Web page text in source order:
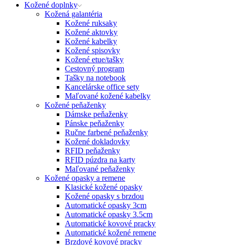
Kožené doplnky
Kožená galantéria
Kožené ruksaky
Kožené aktovky
Kožené kabelky
Kožené spisovky
Kožené etue/tašky
Cestovný program
Tašky na notebook
Kancelárske office sety
Maľované kožené kabelky
Kožené peňaženky
Dámske peňaženky
Pánske peňaženky
Ručne farbené peňaženky
Kožené dokladovky
RFID peňaženky
RFID púzdra na karty
Maľované peňaženky
Kožené opasky a remene
Klasické kožené opasky
Kožené opasky s brzdou
Automatické opasky 3cm
Automatické opasky 3.5cm
Automatické kovové pracky
Automatické kožené remene
Brzdové kovové pracky